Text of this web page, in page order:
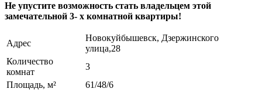
Не упустите возможность стать владельцем этой
замечательной 3- х комнатной квартиры!
Адрес
Новокуйбышевск, Дзержинского
улица,28
Количество
комнат
3
Площадь, м²
61/48/6